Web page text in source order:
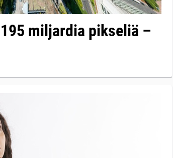
miljardia pikseliä –